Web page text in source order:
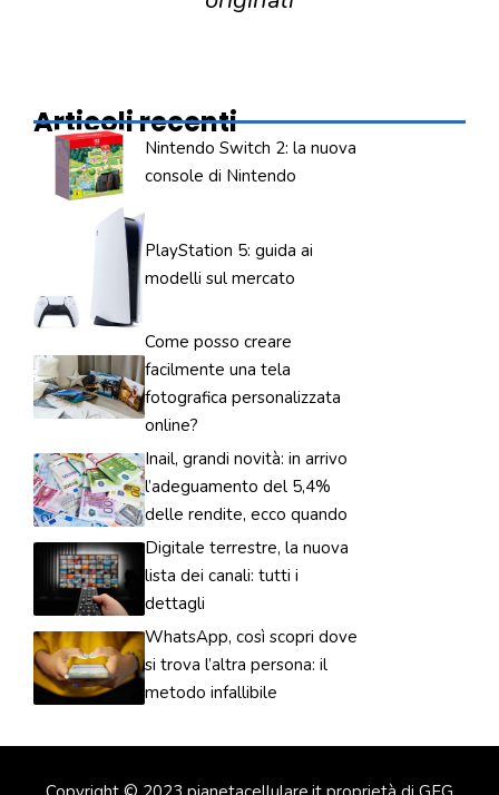
Articoli recenti
Nintendo Switch 2: la nuova
console di Nintendo
PlayStation 5: guida ai
modelli sul mercato
Come posso creare
facilmente una tela
fotografica personalizzata
online?
Inail, grandi novità: in arrivo
l’adeguamento del 5,4%
delle rendite, ecco quando
Digitale terrestre, la nuova
lista dei canali: tutti i
dettagli
WhatsApp, così scopri dove
si trova l’altra persona: il
metodo infallibile